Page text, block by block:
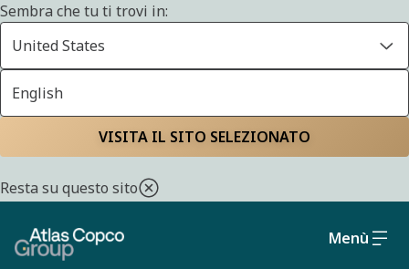
Sembra che tu ti trovi in:
United States
English
VISITA IL SITO SELEZIONATO
Resta su questo sito
Menù
Atlas Copco Group in
Italia
Sviluppiamo soluzioni e tecnologie